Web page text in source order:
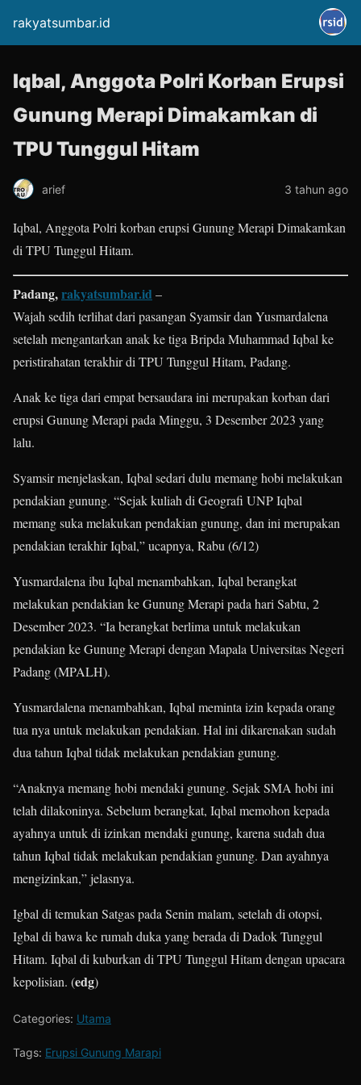
rakyatsumbar.id
Iqbal, Anggota Polri Korban Erupsi
Gunung Merapi Dimakamkan di
TPU Tunggul Hitam
arief 3 tahun ago
Iqbal, Anggota Polri korban erupsi Gunung Merapi Dimakamkan
di TPU Tunggul Hitam.
Padang,rakyatsumbar.id–
Wajah sedih terlihat dari pasangan Syamsir dan Yusmardalena
setelah mengantarkan anak ke tiga Bripda Muhammad Iqbal ke
peristirahatan terakhir di TPU Tunggul Hitam, Padang.
Anak ke tiga dari empat bersaudara ini merupakan korban dari
erupsi Gunung Merapi pada Minggu, 3 Desember 2023 yang
lalu.
Syamsir menjelaskan, Iqbal sedari dulu memang hobi melakukan
pendakian gunung. “Sejak kuliah di Geografi UNP Iqbal
memang suka melakukan pendakian gunung, dan ini merupakan
pendakian terakhir Iqbal,” ucapnya, Rabu (6/12)
Yusmardalena ibu Iqbal menambahkan, Iqbal berangkat
melakukan pendakian ke Gunung Merapi pada hari Sabtu, 2
Desember 2023. “Ia berangkat berlima untuk melakukan
pendakian ke Gunung Merapi dengan Mapala Universitas Negeri
Padang (MPALH).
Yusmardalena menambahkan, Iqbal meminta izin kepada orang
tua nya untuk melakukan pendakian. Hal ini dikarenakan sudah
dua tahun Iqbal tidak melakukan pendakian gunung.
“Anaknya memang hobi mendaki gunung. Sejak SMA hobi ini
telah dilakoninya. Sebelum berangkat, Iqbal memohon kepada
ayahnya untuk di izinkan mendaki gunung, karena sudah dua
tahun Iqbal tidak melakukan pendakian gunung. Dan ayahnya
mengizinkan,” jelasnya.
Igbal di temukan Satgas pada Senin malam, setelah di otopsi,
Igbal di bawa ke rumah duka yang berada di Dadok Tunggul
Hitam. Iqbal di kuburkan di TPU Tunggul Hitam dengan upacara
kepolisian. (edg)
Categories: Utama
Tags: Erupsi Gunung Marapi